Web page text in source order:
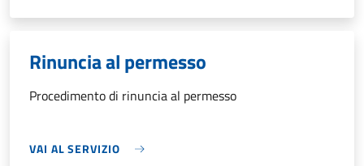
Rinuncia al permesso
Procedimento di rinuncia al permesso
VAI AL SERVIZIO